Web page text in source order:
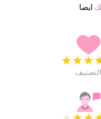
ايضا
★
★
★
التصنيف